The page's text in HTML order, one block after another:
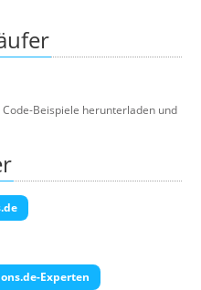
Beispiele herunterladen und
Experten